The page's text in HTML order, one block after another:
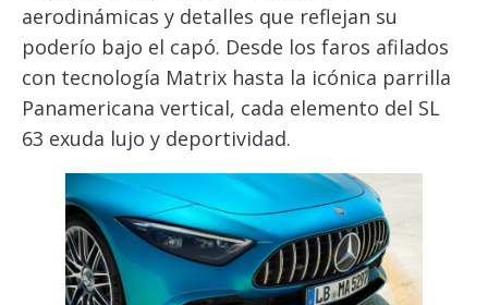
aerodinámicas y detalles que reflejan su
poderío bajo el capó. Desde los faros afilados
con tecnología Matrix hasta la icónica parrilla
Panamericana vertical, cada elemento del SL
63 exuda lujo y deportividad.